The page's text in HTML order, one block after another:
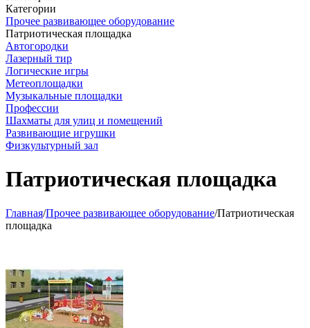
Категории
Прочее развивающее оборудование
Патриотическая площадка
Автогородки
Лазерный тир
Логические игры
Метеоплощадки
Музыкальные площадки
Профессии
Шахматы для улиц и помещений
Развивающие игрушки
Физкультурный зал
Патриотическая площадка
Главная/Прочее развивающее оборудование/Патриотическая
площадка